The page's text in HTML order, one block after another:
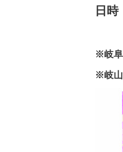
日時
※岐阜
※岐山